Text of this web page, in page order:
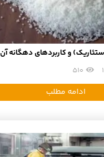
و کاربردهای دهگانه آن
510
ادامه مطلب